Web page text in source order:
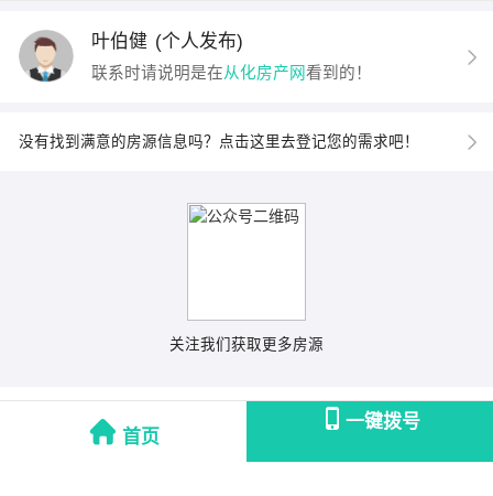
首页
一键拨号
叶伯健 (个人发布)
联系时请说明是在从化房产网看到的！
没有找到满意的房源信息吗？点击这里去登记您的需求吧！
关注我们获取更多房源